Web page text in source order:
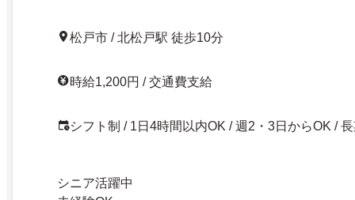
松戸市 / 北松戸駅 徒歩10分
時給1,200円 / 交通費支給
シフト制 / 1日4時間以内OK / 週2・3日からOK /
シニア活躍中